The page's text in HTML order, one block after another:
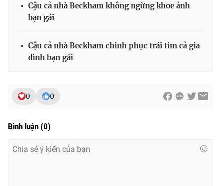
Cậu cả nhà Beckham không ngừng khoe ảnh
bạn gái
Cậu cả nhà Beckham chinh phục trái tim cả gia
đình bạn gái
0 0
Bình luận (0)